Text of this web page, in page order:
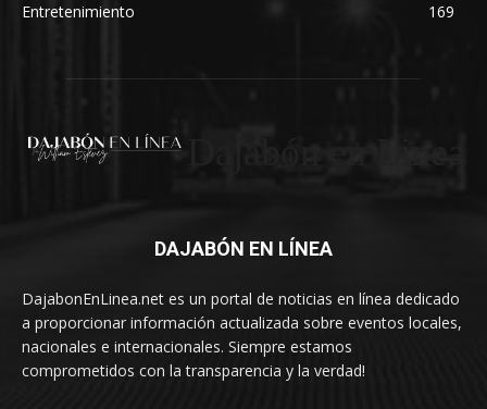
Entretenimiento
169
DAJABÓN EN LÍNEA
DajabonEnLinea.net es un portal de noticias en línea dedicado
a proporcionar información actualizada sobre eventos locales,
nacionales e internacionales. Siempre estamos
comprometidos con la transparencia y la verdad!